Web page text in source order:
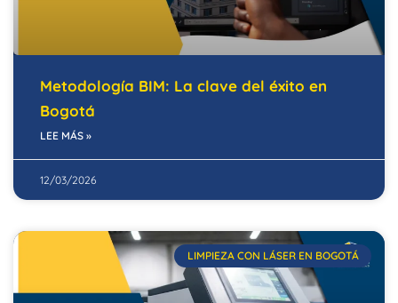
Metodología BIM: La clave del éxito en
Bogotá
LEE MÁS »
12/03/2026
LIMPIEZA CON LÁSER EN BOGOTÁ